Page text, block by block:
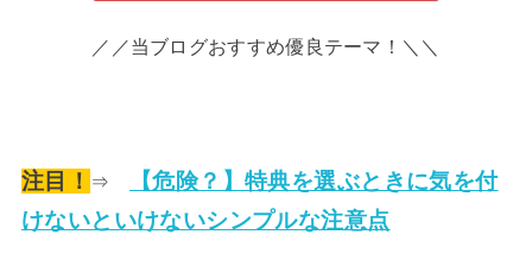
／／当ブログおすすめ優良テーマ！＼＼
注目！ ⇒
【危険？】特典を選ぶときに気を付
けないといけないシンプルな注意点